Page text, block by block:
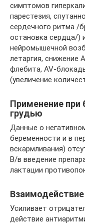
симптомов
парестезия,
сердечного ритма /
остановка сердца/)
нейромышечной
летаргия, снижение
флебита, AV-
(увеличение
Применение при
грудью
Данные о
беременности и в
вскармливания)
В/в введение
лактации
Взаимодействие
Усиливает
действие